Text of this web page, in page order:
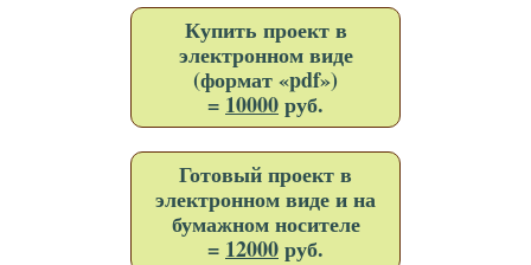
Купить проект в
электронном виде
(формат «pdf»)
= 10000руб.
Готовый проект в
электронном виде и на
бумажном носителе
= 12000руб.